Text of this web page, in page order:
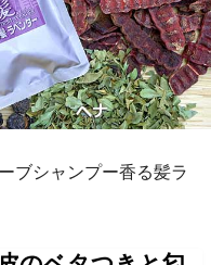
ブシャンプー香る髪ラ